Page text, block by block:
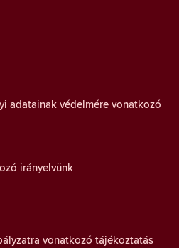
adatainak védelmére vonatkozó
irányelvünk
vonatkozó tájékoztatás